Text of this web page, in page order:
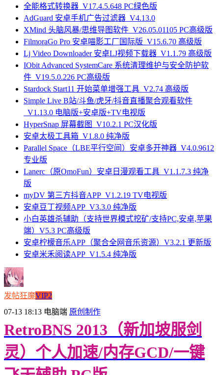
全能格式转换器_V17.4.5.648 PC绿色版
AdGuard 安卓手机广告过滤器_V4.13.0
XMind 头脑风暴/思维导图软件_V26.05.01105 PC高级版
FilmoraGo Pro 安卓喵影工厂国际版_V15.6.70 高级版
Lj Video Downloader 安卓LJ视频下载器_V1.1.79 高级版
IObit Advanced SystemCare 系统清理维护与安全防护软
件_V19.5.0.226 PC高级版
Stardock Start11 开始菜单增强工具_V2.74 高级版
Simple Live B站/斗鱼/虎牙/抖音直播聚合观看软件
_V1.13.0 电脑版+安卓版+TV电视版
HyperSnap 屏幕截图_V10.2.1 PC汉化版
安卓太极工具箱_V1.8.0 纯净版
Parallel Space（LBE平行空间）安卓多开神器_V4.0.9612
专业版
Lanerc（原OmoFun）安卓日漫观看工具_V1.1.7.3 纯净
版
myDV 第三方抖音APP_V1.2.19 TV电视版
安卓豆丁视频APP_V3.3.0 纯净版
小白英雄杀辅助（支持世界模式挖矿/支持PC,安卓,苹果
端）V5.3 PC高级版
安卓柠檬音乐APP（聚合全网音乐资源）V3.2.1 更新版
安卓米禾阅读APP_V1.5.4 纯净版
发帖狂魔VIP2
07-13 18:13 电脑端 原创制作
RetroBNS 2013（新加坡服剑
灵）个人加速/内存GCD/一键